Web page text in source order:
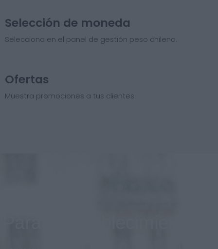
Selección de moneda
Selecciona en el panel de gestión peso chileno.
Ofertas
Muestra promociones a tus clientes